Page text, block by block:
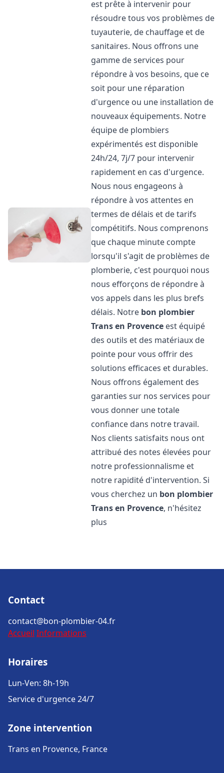
est prête à intervenir pour
résoudre tous vos problèmes de
tuyauterie, de chauffage et de
sanitaires. Nous offrons une
gamme de services pour
répondre à vos besoins, que ce
soit pour une réparation
d'urgence ou une installation de
nouveaux équipements. Notre
équipe de plombiers
expérimentés est disponible
24h/24, 7j/7 pour intervenir
rapidement en cas d'urgence.
Nous nous engageons à
répondre à vos attentes en
termes de délais et de tarifs
compétitifs. Nous comprenons
que chaque minute compte
lorsqu'il s'agit de problèmes de
plomberie, c'est pourquoi nous
nous efforçons de répondre à
vos appels dans les plus brefs
délais. Notre bon plombier
Trans en Provence est équipé
des outils et des matériaux de
pointe pour vous offrir des
solutions efficaces et durables.
Nous offrons également des
garanties sur nos services pour
vous donner une totale
confiance dans notre travail.
Nos clients satisfaits nous ont
attribué des notes élevées pour
notre professionnalisme et
notre rapidité d'intervention. Si
vous cherchez un bon plombier
Trans en Provence, n'hésitez
plus
Contact
contact@bon-plombier-04.fr
Accueil Informations
Horaires
Lun-Ven: 8h-19h
Service d'urgence 24/7
Zone intervention
Trans en Provence, France